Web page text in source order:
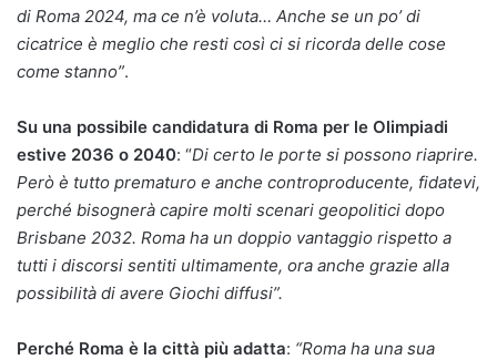
di Roma 2024, ma ce n’è voluta… Anche se un po’ di
cicatrice è meglio che resti così ci si ricorda delle cose
come stanno”.
Su una possibile candidatura di Roma per le Olimpiadi
estive 2036 o 2040: “Di certo le porte si possono riaprire.
Però è tutto prematuro e anche controproducente, fidatevi,
perché bisognerà capire molti scenari geopolitici dopo
Brisbane 2032. Roma ha un doppio vantaggio rispetto a
tutti i discorsi sentiti ultimamente, ora anche grazie alla
possibilità di avere Giochi diffusi”.
Perché Roma è la città più adatta: “Roma ha una sua